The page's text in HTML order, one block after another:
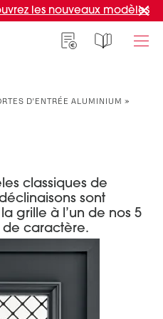
les nouveaux modèles
D'ENTRÉE ALUMINIUM »
classiques de
sont
grille à l’un de nos 5
caractère.